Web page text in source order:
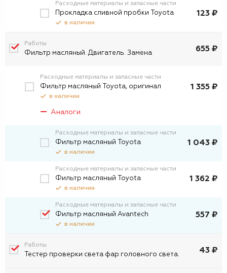
Расходные материалы и запасные части
Прокладка сливной пробки Toyota
в наличии
123 ₽
Работы
Фильтр масляный. Двигатель. Замена 655 ₽
Расходные материалы и запасные части
Фильтр масляный Toyota, оригинал
в наличии
1 355 ₽
Аналоги
Расходные материалы и запасные части
Фильтр масляный Toyota
в наличии
1 043 ₽
Расходные материалы и запасные части
Фильтp масляный Toyota
в наличии
1 362 ₽
Расходные материалы и запасные части
Фильтр масляный Avantech
в наличии
557 ₽
Работы
Тестер проверки света фар головного света. 43 ₽